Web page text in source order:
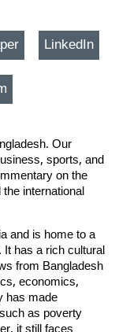
LinkedIn
Our
sports, and
on the
international
and is home to a
It has a rich cultural
from Bangladesh
economics,
has made
as poverty